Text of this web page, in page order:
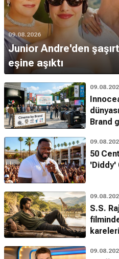
09.08.2026
Junior Andre'den
eşine aşıktı
Brand
50
'Diddy'
S.S.